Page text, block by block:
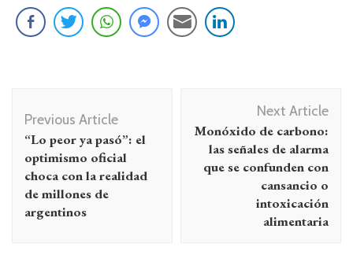
de
entradas
Previous Article
“Lo peor ya pasó”: el
optimismo oficial
choca con la realidad
de millones de
argentinos
Next Article
Monóxido de carbono:
las señales de alarma
que se confunden con
cansancio o
intoxicación
alimentaria